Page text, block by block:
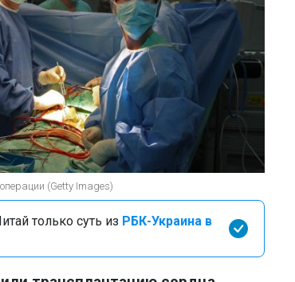
(Getty Images)
только суть из РБК-Украина в